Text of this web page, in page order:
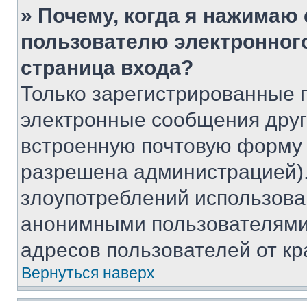
» Почему, когда я нажимаю
пользователю
страница входа?
Только зарегистрированные
электронные сообщения
встроенную почтовую
разрешена
злоупотреблений
анонимными
адресов пользователей от
Вернуться наверх